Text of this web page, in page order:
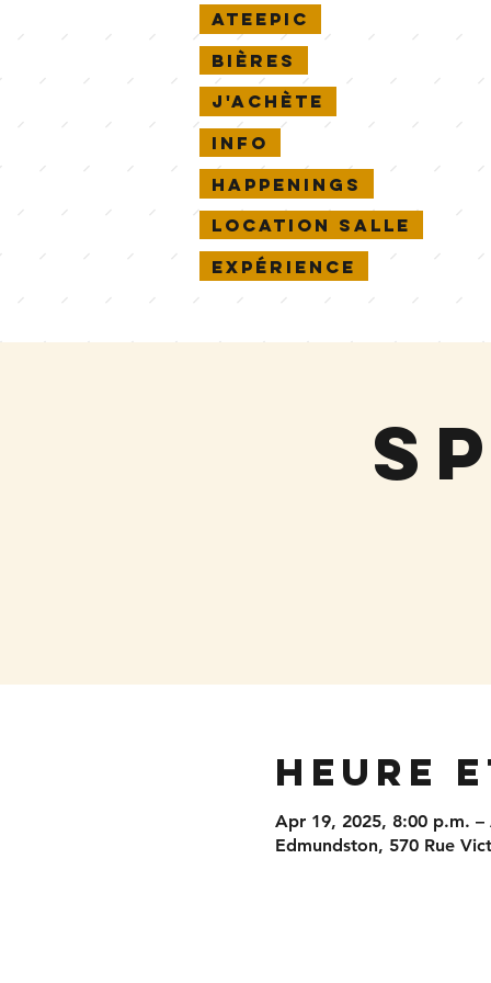
Ateepic
Bières
J'achète
Info
Happenings
Location salle
Expérience
Heure
Apr 19, 2025, 8:00 p.m.
Edmundston, 570 Rue